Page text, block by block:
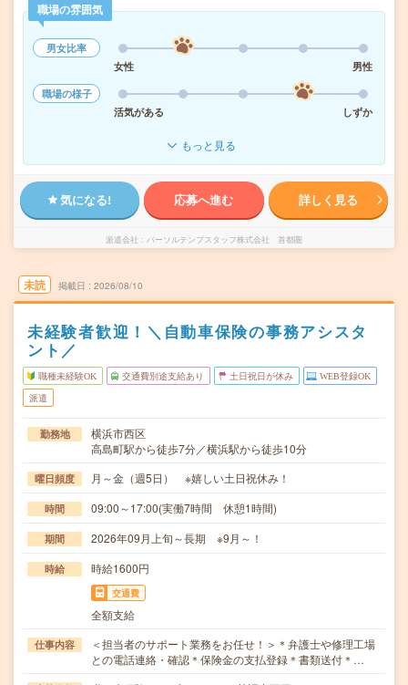
職場の雰囲気
男女比率
女性
男性
職場の様子
活気がある
しずか
もっと見る
気になる! 応募へ進む 詳しく見る
派遣会社 パーソルテンプスタッフ株式会社 首都圏
未読 掲載日 2026/08/10
未経験者歓迎！＼自動車保険の事務アシスタ
ント／
職種未経験OK 交通費別途支給あり 土日祝日が休み WEB登録OK
派遣
勤務地
横浜市西区
高島町駅から徒歩7分／横浜駅から徒歩10分
曜日頻度 月～金（週5日） ※嬉しい土日祝休み！
時間 09:00～17:00(実働7時間 休憩1時間)
期間 2026年09月上旬～長期 ※9月～！
時給 時給1600円
交通費
全額支給
仕事内容
＜担当者のサポート業務をお任せ！＞＊弁護士や修理工場
との電話連絡・確認＊保険金の支払登録＊書類送付＊…